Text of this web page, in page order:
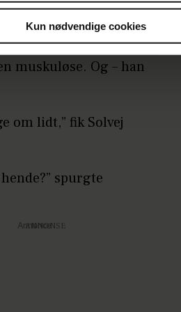
Kun nødvendige cookies
siden i formiddags.”
duft af appelsin. Hans
muskuløse. Og – han
om lidt,” fik Solvej
spurgte
Annonce